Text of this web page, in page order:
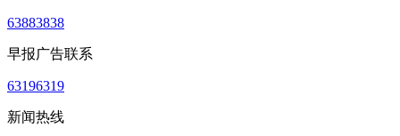
63883838
早报广告联系
63196319
新闻热线